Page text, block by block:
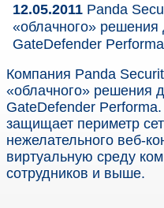
12.05.2011 Panda
«облачного»
GateDefender Performa
Компания Panda
«облачного» решения
GateDefender
защищает периметр
нежелательного веб-
виртуальную среду
сотрудников и выше.